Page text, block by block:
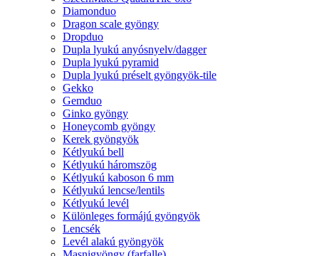
Diamonduo
Dragon scale gyöngy
Dropduo
Dupla lyukú anyósnyelv/dagger
Dupla lyukú pyramid
Dupla lyukú préselt gyöngyök-tile
Gekko
Gemduo
Ginko gyöngy
Honeycomb gyöngy
Kerek gyöngyök
Kétlyukú bell
Kétlyukú háromszög
Kétlyukú kaboson 6 mm
Kétlyukú lencse/lentils
Kétlyukú levél
Különleges formájú gyöngyök
Lencsék
Levél alakú gyöngyök